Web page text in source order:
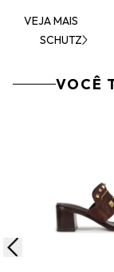
VEJA MAIS
SCHUTZ
VOCÊ